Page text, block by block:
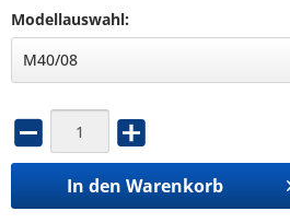
Modellauswahl:
In den Warenkorb